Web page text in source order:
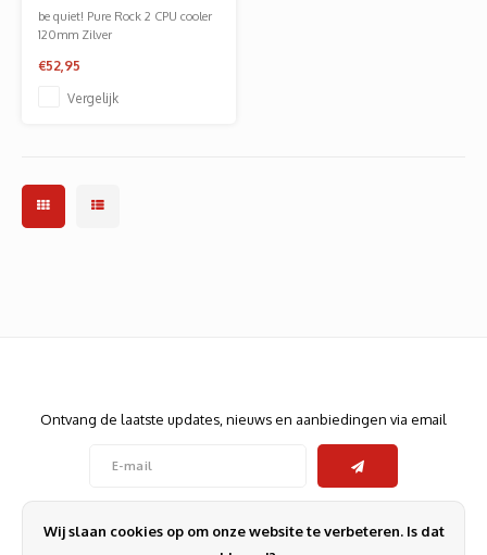
CPU Luchtkoeler
be quiet! Pure Rock 2 CPU cooler
120mm Zilver
€52,95
Vergelijk
Ontvang de laatste updates, nieuws en aanbiedingen via email
Wij slaan cookies op om onze website te verbeteren. Is dat